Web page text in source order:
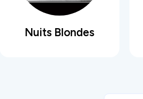
Nuits Blondes